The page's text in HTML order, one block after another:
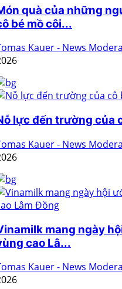
quà của những
bé mồ côi...
Kauer - News
lực đến trường của
Kauer - News
mang ngày
cao Lâ...
Kauer - News